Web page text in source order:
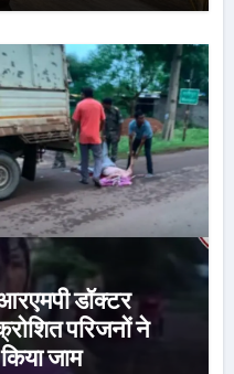
डॉक्टर
परिजनों ने
जाम